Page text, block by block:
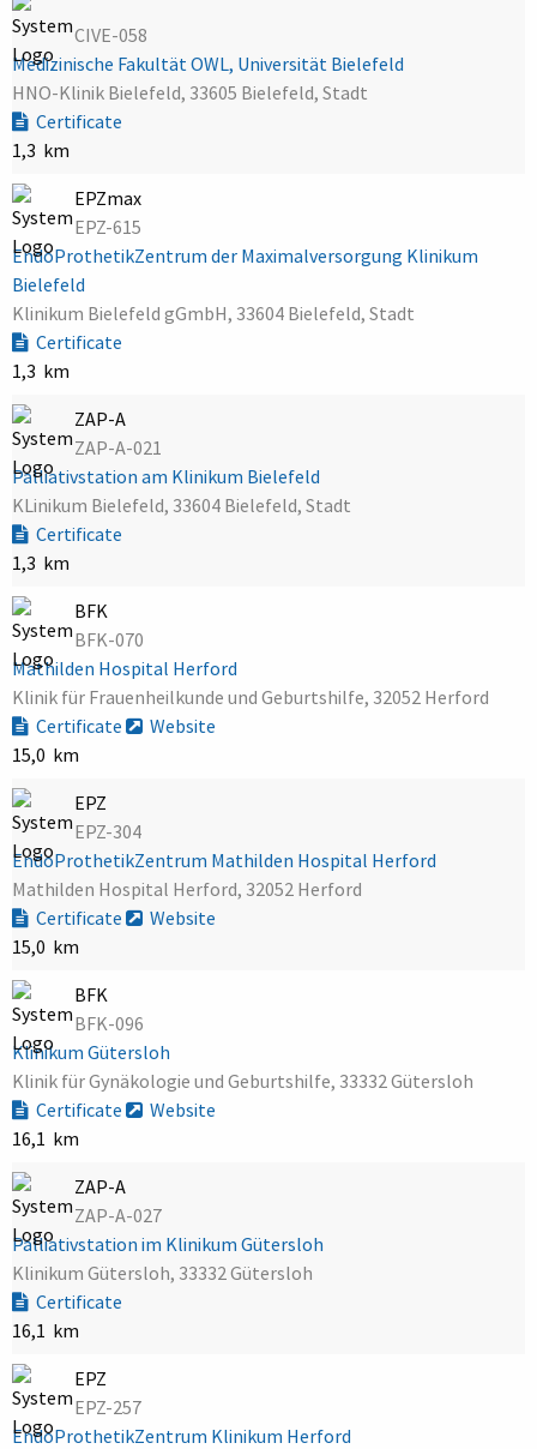
CIVE-058
Medizinische Fakultät OWL, Universität Bielefeld
HNO-Klinik Bielefeld, 33605 Bielefeld, Stadt
Certificate
1,3 km
EPZmax
EPZ-615
EndoProthetikZentrum der Maximalversorgung Klinikum
Bielefeld
Klinikum Bielefeld gGmbH, 33604 Bielefeld, Stadt
Certificate
1,3 km
ZAP-A
ZAP-A-021
Palliativstation am Klinikum Bielefeld
KLinikum Bielefeld, 33604 Bielefeld, Stadt
Certificate
1,3 km
BFK
BFK-070
Mathilden Hospital Herford
Klinik für Frauenheilkunde und Geburtshilfe, 32052 Herford
Certificate
Website
15,0 km
EPZ
EPZ-304
EndoProthetikZentrum Mathilden Hospital Herford
Mathilden Hospital Herford, 32052 Herford
Certificate
Website
15,0 km
BFK
BFK-096
Klinikum Gütersloh
Klinik für Gynäkologie und Geburtshilfe, 33332 Gütersloh
Certificate
Website
16,1 km
ZAP-A
ZAP-A-027
Palliativstation im Klinikum Gütersloh
Klinikum Gütersloh, 33332 Gütersloh
Certificate
16,1 km
EPZ
EPZ-257
EndoProthetikZentrum Klinikum Herford